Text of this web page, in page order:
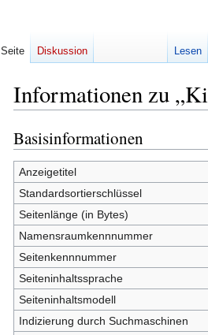
Informationen zu
Zur
Navigation
springen
Zur
Suche
springen
Basisinformationen
Anzeigetitel
Standardsortierschlüssel
Seitenlänge (in Bytes)
Namensraumkennnummer
Seitenkennnummer
Seiteninhaltssprache
Seiteninhaltsmodell
Indizierung durch Suchmaschinen
Seite Diskussion Lesen